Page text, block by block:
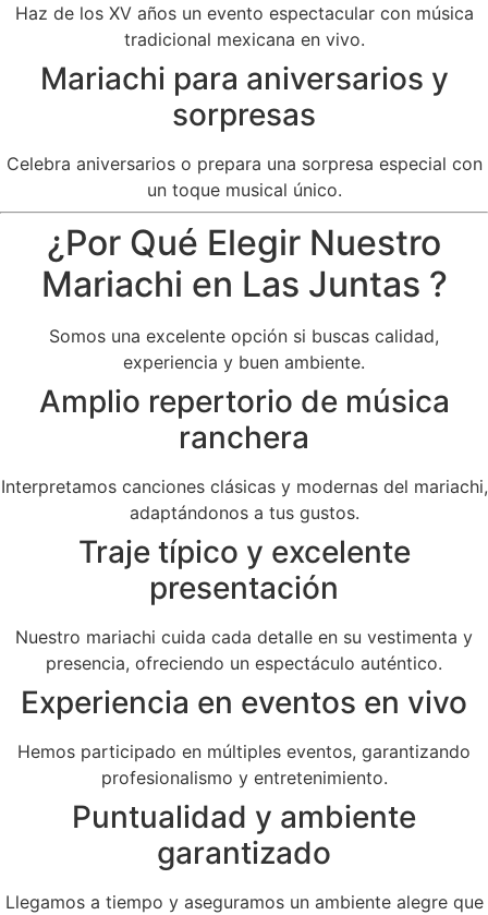
Haz de los XV años un evento espectacular con música
tradicional mexicana en vivo.
Mariachi para aniversarios y
sorpresas
Celebra aniversarios o prepara una sorpresa especial con
un toque musical único.
¿Por Qué Elegir Nuestro
Mariachi en Las Juntas ?
Somos una excelente opción si buscas calidad,
experiencia y buen ambiente.
Amplio repertorio de música
ranchera
Interpretamos canciones clásicas y modernas del mariachi,
adaptándonos a tus gustos.
Traje típico y excelente
presentación
Nuestro mariachi cuida cada detalle en su vestimenta y
presencia, ofreciendo un espectáculo auténtico.
Experiencia en eventos en vivo
Hemos participado en múltiples eventos, garantizando
profesionalismo y entretenimiento.
Puntualidad y ambiente
garantizado
Llegamos a tiempo y aseguramos un ambiente alegre que